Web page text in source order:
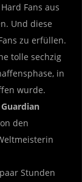
Fans aus
Und diese
zu erfüllen.
tolle sechzig
in
wurde.
den
Stunden